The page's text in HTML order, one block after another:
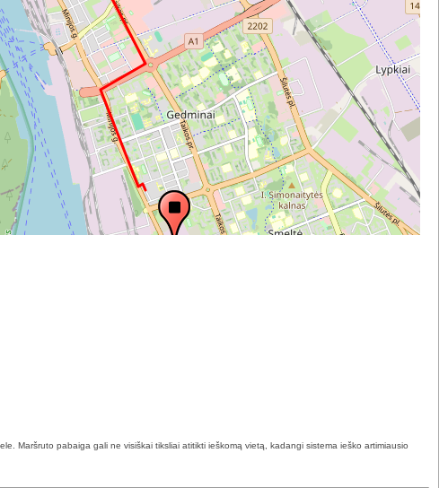
Maršruto pabaiga gali ne visiškai tiksliai atitikti ieškomą vietą, kadangi sistema ieško artimiausio